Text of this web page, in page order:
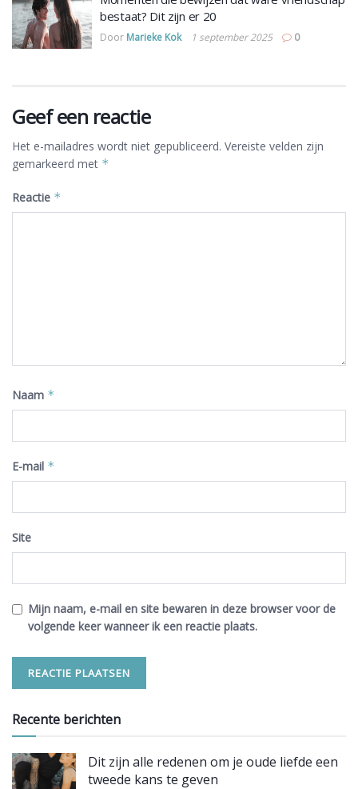
bestaat? Dit zijn er 20
Door Marieke Kok 1 september 2025 0
Geef een reactie
Het e-mailadres wordt niet gepubliceerd. Vereiste velden zijn
gemarkeerd met *
Reactie *
Naam *
E-mail *
Site
Mijn naam, e-mail en site bewaren in deze browser voor de
volgende keer wanneer ik een reactie plaats.
Recente berichten
Dit zijn alle redenen om je oude liefde een
tweede kans te geven